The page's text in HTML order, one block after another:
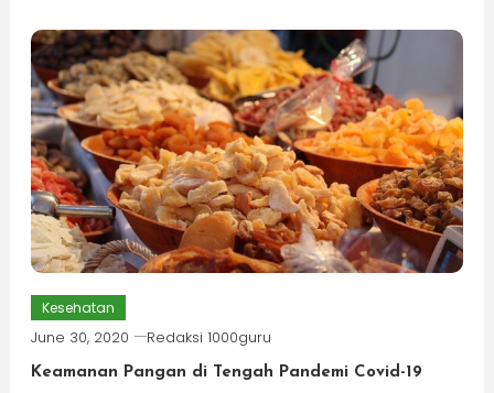
Kesehatan
June 30, 2020 Redaksi 1000guru
Keamanan Pangan di Tengah Pandemi Covid-19